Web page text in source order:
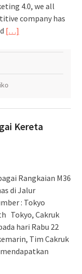
4.0, we all
company has
[…]
Kereta
Rangkaian M36
di Jalur
: Tokyo
Tokyo, Cakruk
hari Rabu 22
Tim Cakruk